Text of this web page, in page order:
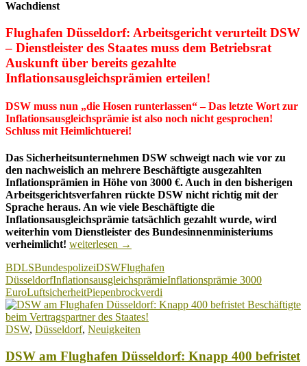
Wachdienst
Flughafen Düsseldorf: Arbeitsgericht verurteilt DSW
– Dienstleister des Staates muss dem Betriebsrat
Auskunft über bereits gezahlte
Inflationsausgleichsprämien erteilen!
DSW muss nun „die Hosen runterlassen“ – Das letzte Wort zur
Inflationsausgleichsprämie ist also noch nicht gesprochen!
Schluss mit Heimlichtuerei!
Das Sicherheitsunternehmen DSW schweigt nach wie vor zu
den nachweislich an mehrere Beschäftigte ausgezahlten
Inflationsprämien in Höhe von 3000 €. Auch in den bisherigen
Arbeitsgerichtsverfahren rückte DSW nicht richtig mit der
Sprache heraus. An wie viele Beschäftigte die
Inflationsausgleichsprämie tatsächlich gezahlt wurde, wird
weiterhin vom Dienstleister des Bundesinnenministeriums
verheimlicht! Flughafen
Arbeitsgericht
verurteilt
DSW
dem
Betriebsrat
Auskunft
die
weiterlesen →
BDLSBundespolizeiDSWFlughafen
DüsseldorfInflationsausgleichsprämieInflationsprämie 3000
EuroLuftsicherheitPiepenbrockverdi
DSW, Düsseldorf, Neuigkeiten
DSW am Flughafen Düsseldorf: Knapp 400 befristet